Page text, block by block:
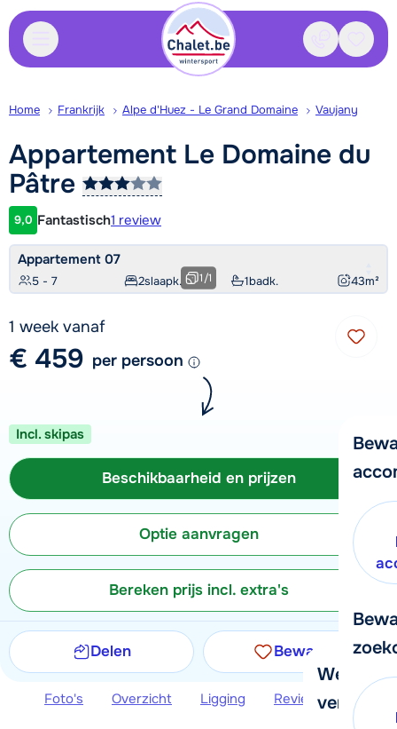
Contact
We
verder!
Home Frankrijk Alpe d'Huez - Le Grand Domaine Vaujany
Appartement Le Domaine du
Pâtre
Klantwaardering
9,0 Fantastisch1 review
Appartement 07
5 - 7 2slaapk. 1badk. 43m²
1/1
1 week vanaf
€ 459 per persoon
Incl. skipas
Beschikbaarheid en prijzen
Optie aanvragen
Bereken prijs incl. extra's
Delen Bewaren
Foto's Overzicht Ligging Reviews